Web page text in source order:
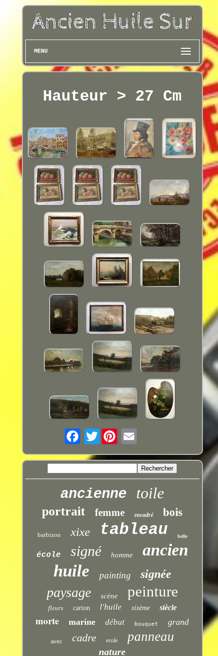
MENU
Hauteur > 27 Cm
Twitter
ancienne toile
portrait femme encadré bois
barbizon xixe tableau belle
école signé homme ancien
huile painting signée
paysage scène peinture
fleurs carton l'huile xixème siècle
morte marine début bouquet grand
avec cadre ecole panneau
nature